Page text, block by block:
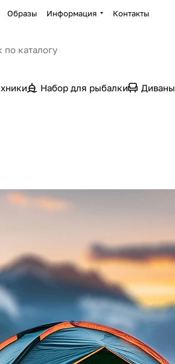
Образы Информация Контакты
Набор для рыбалки Диваны